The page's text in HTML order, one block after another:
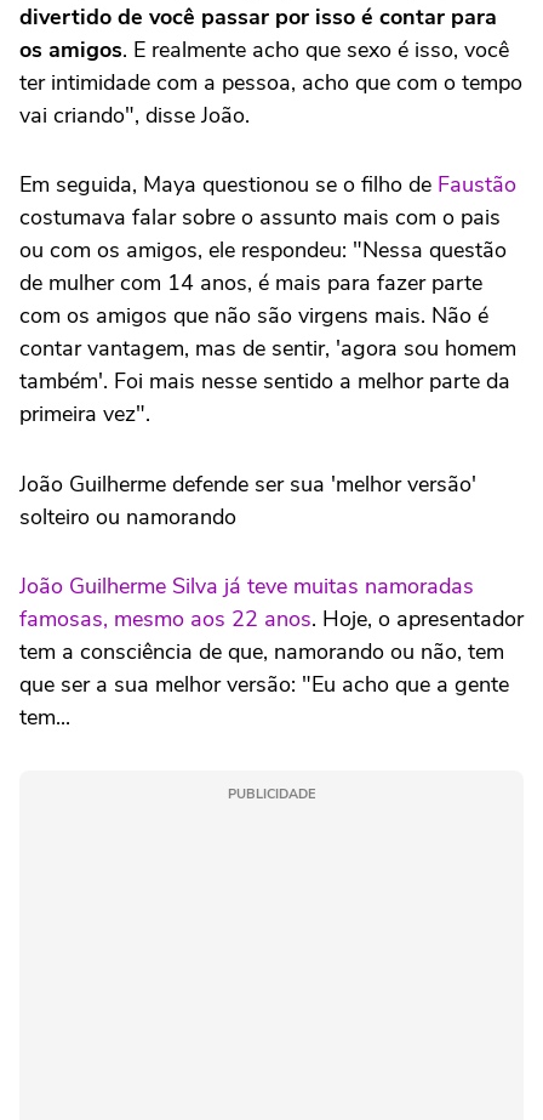
divertido de você passar por isso é contar para
os amigos. E realmente acho que sexo é isso, você
ter intimidade com a pessoa, acho que com o tempo
vai criando", disse João.
Em seguida, Maya questionou se o filho de Faustão
costumava falar sobre o assunto mais com o pais
ou com os amigos, ele respondeu: "Nessa questão
de mulher com 14 anos, é mais para fazer parte
com os amigos que não são virgens mais. Não é
contar vantagem, mas de sentir, 'agora sou homem
também'. Foi mais nesse sentido a melhor parte da
primeira vez".
João Guilherme defende ser sua 'melhor versão'
solteiro ou namorando
João Guilherme Silva já teve muitas namoradas
famosas, mesmo aos 22 anos. Hoje, o apresentador
tem a consciência de que, namorando ou não, tem
que ser a sua melhor versão: "Eu acho que a gente
tem...
PUBLICIDADE